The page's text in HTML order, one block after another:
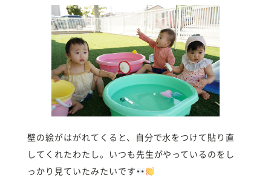
壁の絵がはがれてくると、自分で水をつけて貼り直
してくれたわたし。いつも先生がやっているのをし
っかり見ていたみたいです